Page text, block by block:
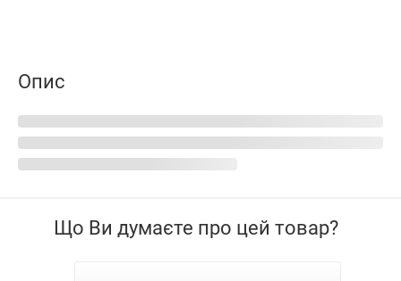
Опис
Що Ви думаєте про цей товар?